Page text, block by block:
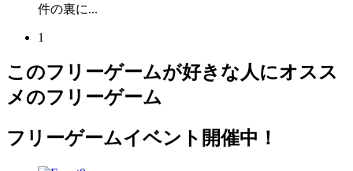
件の裏に...
1
このフリーゲームが好きな人にオスス
メのフリーゲーム
フリーゲームイベント開催中！